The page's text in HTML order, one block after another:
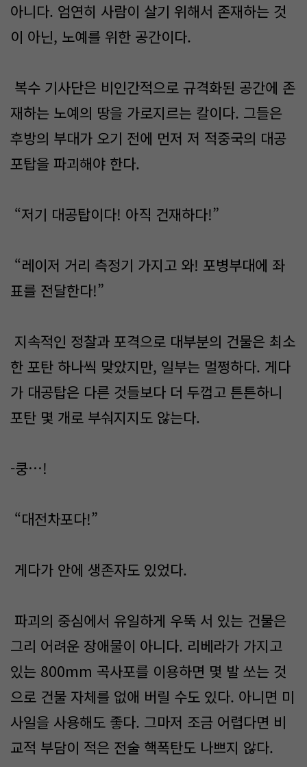
아니다. 엄연히 사람이 살기 위해서 존재하는 것
이 아닌, 노예를 위한 공간이다.
복수 기사단은 비인간적으로 규격화된 공간에 존
재하는 노예의 땅을 가로지르는 칼이다. 그들은
후방의 부대가 오기 전에 먼저 저 적중국의 대공
포탑을 파괴해야 한다.
“저기 대공탑이다! 아직 건재하다!”
“레이저 거리 측정기 가지고 와! 포병부대에 좌
표를 전달한다!”
지속적인 정찰과 포격으로 대부분의 건물은 최소
한 포탄 하나씩 맞았지만, 일부는 멀쩡하다. 게다
가 대공탑은 다른 것들보다 더 두껍고 튼튼하니
포탄 몇 개로 부숴지지도 않는다.
-쿵…!
“대전차포다!”
게다가 안에 생존자도 있었다.
파괴의 중심에서 유일하게 우뚝 서 있는 건물은
그리 어려운 장애물이 아니다. 리베라가 가지고
있는 800mm 곡사포를 이용하면 몇 발 쏘는 것
으로 건물 자체를 없애 버릴 수도 있다. 아니면 미
사일을 사용해도 좋다. 그마저 조금 어렵다면 비
교적 부담이 적은 전술 핵폭탄도 나쁘지 않다.